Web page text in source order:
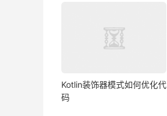
Kotlin装饰器模式如何优化代
码